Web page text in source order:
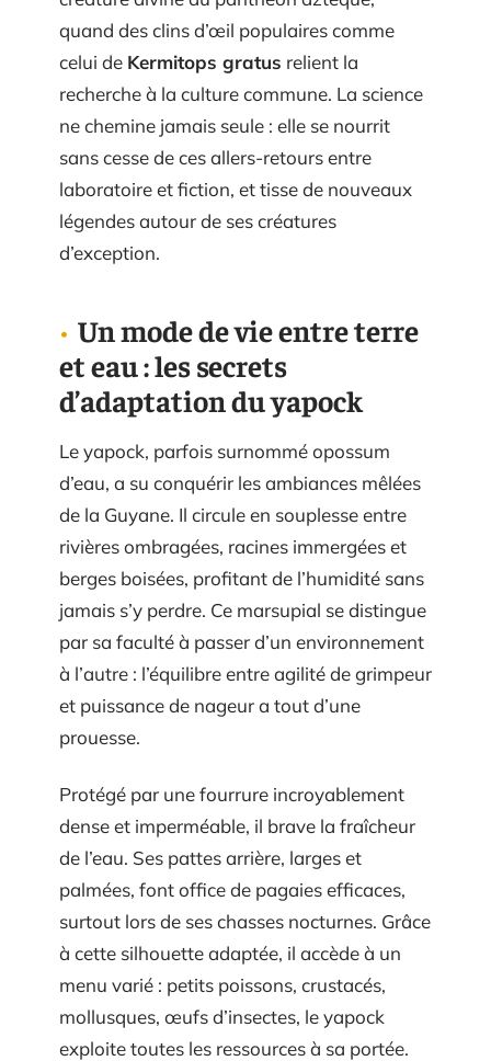
quand des clins d’œil populaires comme
celui de Kermitops gratus relient la
recherche à la culture commune. La science
ne chemine jamais seule : elle se nourrit
sans cesse de ces allers-retours entre
laboratoire et fiction, et tisse de nouveaux
légendes autour de ses créatures
d’exception.
Un mode de vie entre terre
et eau : les secrets
d’adaptation du yapock
Le yapock, parfois surnommé opossum
d’eau, a su conquérir les ambiances mêlées
de la Guyane. Il circule en souplesse entre
rivières ombragées, racines immergées et
berges boisées, profitant de l’humidité sans
jamais s’y perdre. Ce marsupial se distingue
par sa faculté à passer d’un environnement
à l’autre : l’équilibre entre agilité de grimpeur
et puissance de nageur a tout d’une
prouesse.
Protégé par une fourrure incroyablement
dense et imperméable, il brave la fraîcheur
de l’eau. Ses pattes arrière, larges et
palmées, font office de pagaies efficaces,
surtout lors de ses chasses nocturnes. Grâce
à cette silhouette adaptée, il accède à un
menu varié : petits poissons, crustacés,
mollusques, œufs d’insectes, le yapock
exploite toutes les ressources à sa portée.